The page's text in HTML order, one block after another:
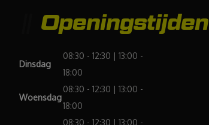
Openingstijden
Dinsdag
08:30 - 12:30 | 13:00 -
18:00
Woensdag
08:30 - 12:30 | 13:00 -
18:00
08:30 - 12:30 | 13:00 -